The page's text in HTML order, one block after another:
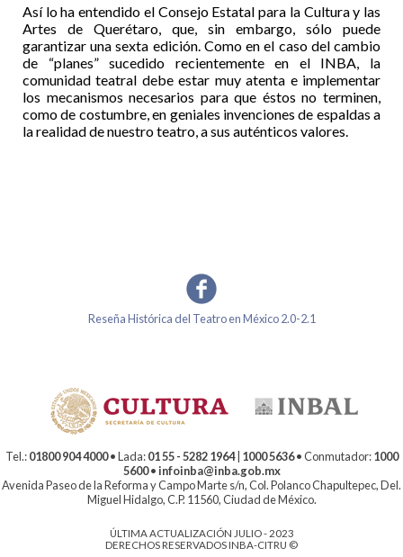
Así lo ha entendido el Consejo Estatal para la Cultura y las
Artes de Querétaro, que, sin embargo, sólo puede
garantizar una sexta edición. Como en el caso del cambio
de “planes” sucedido recientemente en el INBA, la
comunidad teatral debe estar muy atenta e implementar
los mecanismos necesarios para que éstos no terminen,
como de costumbre, en geniales invenciones de espaldas a
la realidad de nuestro teatro, a sus auténticos valores.
Reseña Histórica del Teatro en México 2.0-2.1
Tel.:01800 904 4000• Lada:01 55 - 5282 1964| 1000 5636• Conmutador:1000
5600•infoinba@inba.gob.mx
Avenida Paseo de la Reforma y Campo Marte s/n, Col. Polanco Chapultepec, Del.
Miguel Hidalgo, C.P. 11560, Ciudad de México.
ÚLTIMA ACTUALIZACIÓN JULIO - 2023
DERECHOS RESERVADOS INBA-CITRU ©